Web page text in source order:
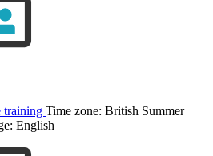
training Time zone: British Summer
English